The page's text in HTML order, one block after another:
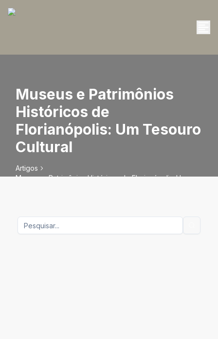
Museus e Patrimônios
Históricos de
Florianópolis: Um Tesouro
Cultural
Artigos
Museus e Patrimônios Históricos de Florianópolis: Um